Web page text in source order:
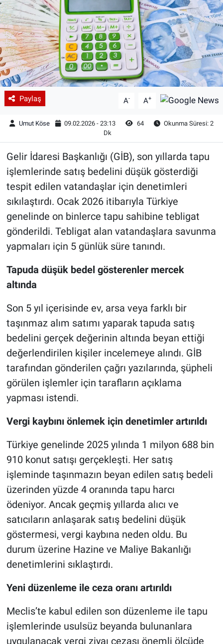
Paylaş A- A+
Umut Köse 09.02.2026 - 23:13 64
Okunma Süresi: 2
Dk
Gelir İdaresi Başkanlığı (GİB), son yıllarda tapu
işlemlerinde satış bedelini düşük gösterdiği
tespit edilen vatandaşlar için denetimleri
sıkılaştırdı. Ocak 2026 itibarıyla Türkiye
genelinde on binlerce tapu sahibine tebligat
gönderildi. Tebligat alan vatandaşlara savunma
yapmaları için 5 günlük süre tanındı.
Tapuda düşük bedel gösterenler mercek
altında
Son 5 yıl içerisinde ev, arsa veya farklı bir
taşınmaz alım satımı yaparak tapuda satış
bedelini gerçek değerinin altında beyan ettiği
değerlendirilen kişiler incelemeye alındı. GİB
tarafından gönderilen çağrı yazılarında, şüpheli
görülen işlemler için tarafların açıklama
yapması istendi.
Vergi kaybını önlemek için denetimler artırıldı
Türkiye genelinde 2025 yılında 1 milyon 688 bin
910 konut satışı gerçekleşti. Her satış
işleminde taşınmazın beyan edilen satış bedeli
üzerinden yüzde 4 oranında tapu harcı
ödeniyor. Ancak geçmiş yıllarda alıcı ve
satıcıların anlaşarak satış bedelini düşük
göstermesi, vergi kaybına neden oldu. Bu
durum üzerine Hazine ve Maliye Bakanlığı
denetimlerini sıklaştırdı.
Yeni düzenleme ile ceza oranı artırıldı
Meclis’te kabul edilen son düzenleme ile tapu
işlemlerinde usulsüz beyanda bulunanlara
uygulanacak vergi ziyaı cezası önemli ölçüde